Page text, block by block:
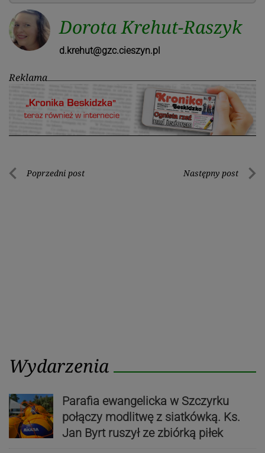
Dorota Krehut-Raszyk
d.krehut@gzc.cieszyn.pl
Reklama
Nawigacja
Poprzedni post Następny post
Wydarzenia
Parafia ewangelicka w Szczyrku
połączy modlitwę z siatkówką. Ks.
Jan Byrt ruszył ze zbiórką piłek